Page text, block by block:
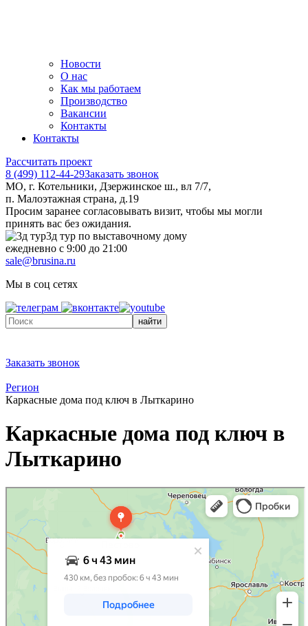
Новости
О нас
Как мы работаем
Производство
Вакансии
Контакты
Контакты
Рассчитать проект
8 (499) 112-44-29Заказать звонок
МО, г. Котельники, Дзержинское ш., вл 7/7,
п. Малоэтажная страна, д.19
Просим заранее согласовывать визит, чтобы мы могли
принять вас без ожидания.
3д тур по выставочному дому
ежедневно с 9:00 до 21:00
sale@brusina.ru
Мы в соц сетях
найти
Заказать звонок
Регион
Каркасные дома под ключ в Лыткарино
Каркасные дома под ключ в
Лыткарино